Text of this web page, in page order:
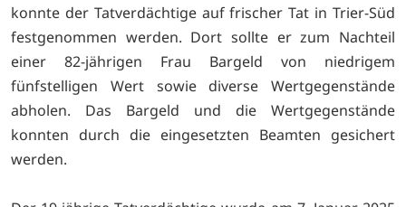
konnte der Tatverdächtige auf frischer Tat in Trier-Süd
festgenommen werden. Dort sollte er zum Nachteil
einer 82-jährigen Frau Bargeld von niedrigem
fünfstelligen Wert sowie diverse Wertgegenstände
abholen. Das Bargeld und die Wertgegenstände
konnten durch die eingesetzten Beamten gesichert
werden.